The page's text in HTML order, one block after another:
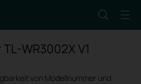
TL-WR3002XV1
von Modellnummer und